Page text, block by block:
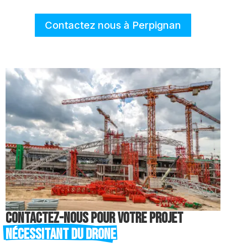
Contactez nous à Perpignan
Contactez-nous pour votre projet
nécessitant du drone